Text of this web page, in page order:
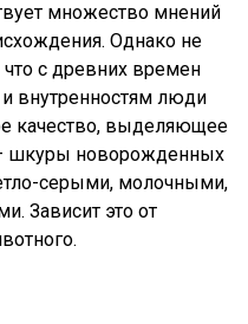
множество мнений
Однако не
с древних времен
внутренностям люди
качество, выделяющее
шкуры новорожденных
серыми, молочными,
Зависит это от